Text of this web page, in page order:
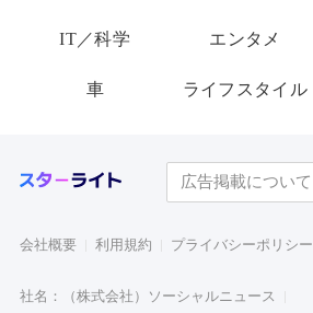
IT／科学 エンタメ
車 ライフスタイル
広告掲載について
会社概要 利用規約 プライバシーポリシー
社名：（株式会社）ソーシャルニュース